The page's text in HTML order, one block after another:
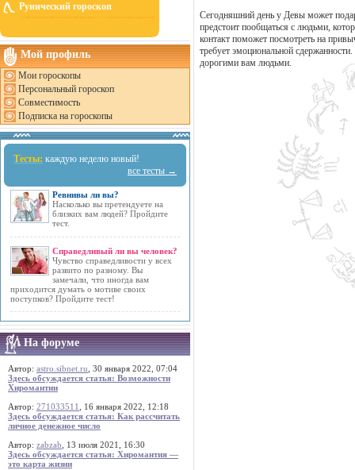
Рунический гороскоп
Мой профиль
Мои гороскопы
Персональный гороскоп
Совместимость
Подписка на гороскопы
Тесты: каждую неделю новый!
все тесты →
Ревнивы ли вы?
Насколько вы претендуете на
близких вам людей? Пройдите
тест.
Справедливый ли вы человек?
Чувство справедливости у всех
развито по разному. Вы
замечали, что иногда вам
приходится думать о мотиве своих
поступков? Пройдите тест!
На форуме
Автор: astro.sibnet.ru , 30 января 2022, 07:04
Здесь обсуждается статья: Возможности
Хиромантии
Автор: 271033511
, 16 января 2022, 12:18
Здесь обсуждается статья: Как рассчитать
личное денежное число
Автор: zabzab , 13 июля 2021, 16:30
Здесь обсуждается статья: Хиромантия —
это карта жизни
Сегодняшний день у Девы может
предстоит пообщаться с людьми,
контакт поможет посмотреть на
требует эмоциональной
дорогими вам людьми.